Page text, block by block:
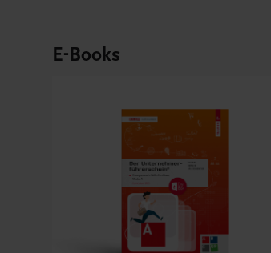
E-Books